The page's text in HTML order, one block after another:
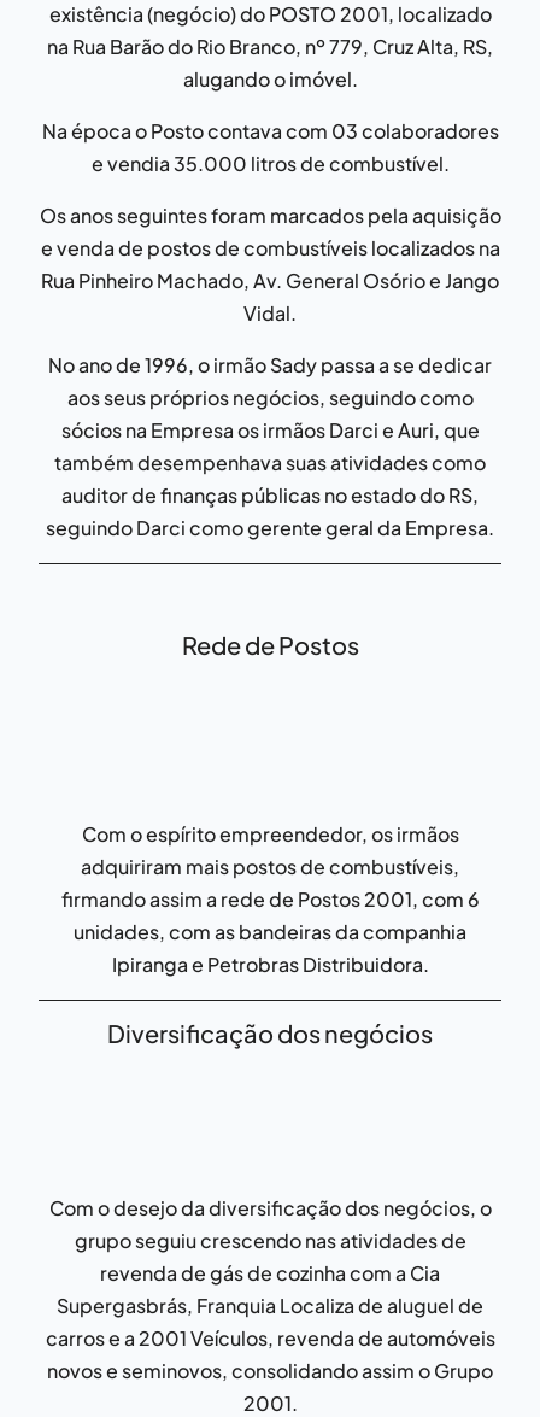
existência (negócio) do POSTO 2001, localizado
na Rua Barão do Rio Branco, nº 779, Cruz Alta, RS,
alugando o imóvel.
Na época o Posto contava com 03 colaboradores
e vendia 35.000 litros de combustível.
Os anos seguintes foram marcados pela aquisição
e venda de postos de combustíveis localizados na
Rua Pinheiro Machado, Av. General Osório e Jango
Vidal.
No ano de 1996, o irmão Sady passa a se dedicar
aos seus próprios negócios, seguindo como
sócios na Empresa os irmãos Darci e Auri, que
também desempenhava suas atividades como
auditor de finanças públicas no estado do RS,
seguindo Darci como gerente geral da Empresa.
Rede de Postos
Com o espírito empreendedor, os irmãos
adquiriram mais postos de combustíveis,
firmando assim a rede de Postos 2001, com 6
unidades, com as bandeiras da companhia
Ipiranga e Petrobras Distribuidora.
Diversificação dos negócios
Com o desejo da diversificação dos negócios, o
grupo seguiu crescendo nas atividades de
revenda de gás de cozinha com a Cia
Supergasbrás, Franquia Localiza de aluguel de
carros e a 2001 Veículos, revenda de automóveis
novos e seminovos, consolidando assim o Grupo
2001.